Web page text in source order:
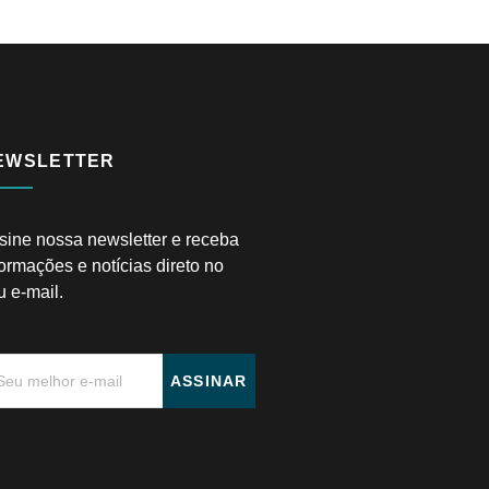
nossa newsletter e receba
e notícias direto no
e-mail.
ASSINAR